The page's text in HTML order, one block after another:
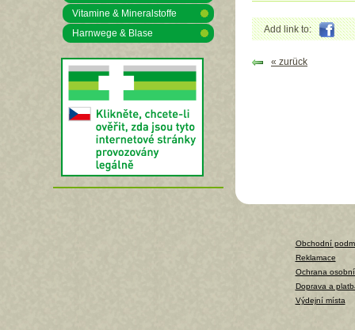
Vitamine & Mineralstoffe
Harnwege & Blase
Add link to:
« zurück
Obchodní
Reklamace
Ochrana
Doprava a
Výdejní místa